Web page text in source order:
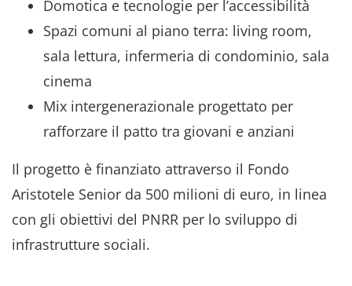
Domotica e tecnologie per l’accessibilità
Spazi comuni al piano terra: living room,
sala lettura, infermeria di condominio, sala
cinema
Mix intergenerazionale progettato per
rafforzare il patto tra giovani e anziani
Il progetto è finanziato attraverso il Fondo
Aristotele Senior da 500 milioni di euro, in linea
con gli obiettivi del PNRR per lo sviluppo di
infrastrutture sociali.